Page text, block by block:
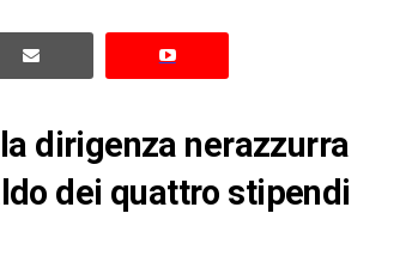
dirigenza nerazzurra
dei quattro stipendi